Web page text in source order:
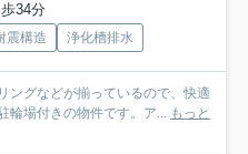
34分
震構造 浄化槽排水
ングなどが揃っているので、快適
輪場付きの物件です。ア... もっと